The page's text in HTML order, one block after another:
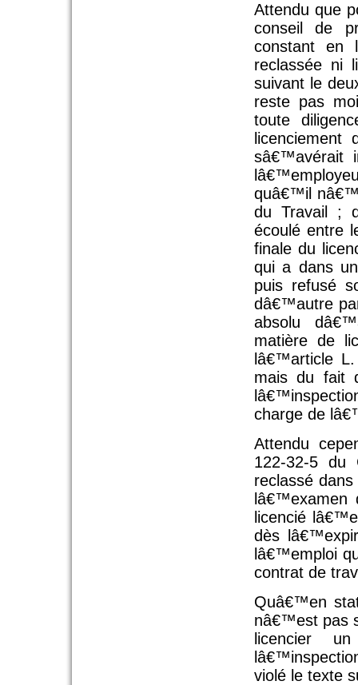
Attendu que
conseil de
constant en
reclassée ni
suivant le
reste pas
toute
licenciement
sâ€™avérait
quâ€™il
du Travail ;
écoulé entre
finale du
qui a dans
puis refusé
dâ€™autre
absolu
matière de
lâ€™article
mais du fait
charge de
Attendu
122-32-5
reclassé
licencié
dès
lâ€™emploi
contrat de
Quâ€™en
nâ€™est pas
licencier
violé le texte